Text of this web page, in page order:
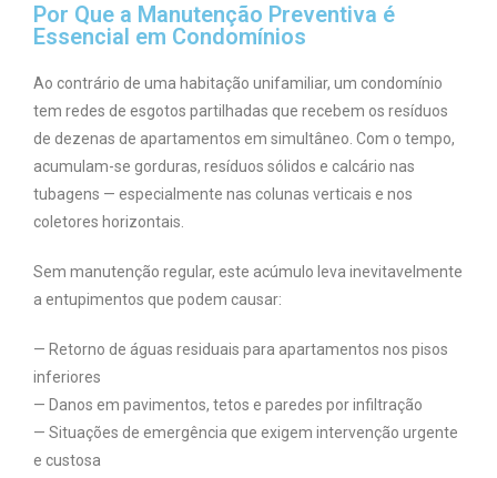
Por Que a Manutenção Preventiva é
Essencial em Condomínios
Ao contrário de uma habitação unifamiliar, um condomínio
tem redes de esgotos partilhadas que recebem os resíduos
de dezenas de apartamentos em simultâneo. Com o tempo,
acumulam-se gorduras, resíduos sólidos e calcário nas
tubagens — especialmente nas colunas verticais e nos
coletores horizontais.
Sem manutenção regular, este acúmulo leva inevitavelmente
a entupimentos que podem causar:
— Retorno de águas residuais para apartamentos nos pisos
inferiores
— Danos em pavimentos, tetos e paredes por infiltração
— Situações de emergência que exigem intervenção urgente
e custosa